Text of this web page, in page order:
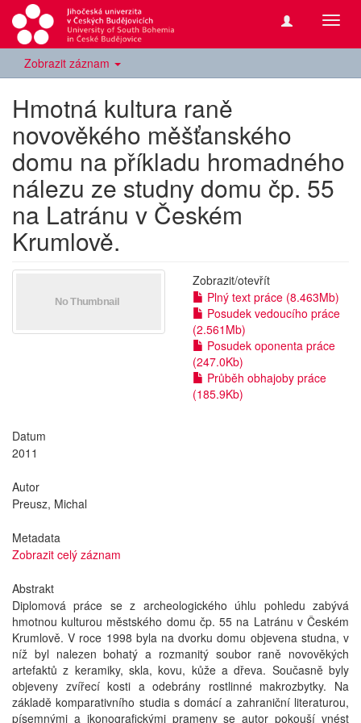
Zobrazit záznam
Hmotná kultura raně
novověkého měšťanského
domu na příkladu hromadného
nálezu ze studny domu čp. 55
na Latránu v Českém
Krumlově.
Zobrazit/otevřít
Plný text práce (8.463Mb)
Posudek vedoucího práce
(2.561Mb)
Posudek oponenta práce
(247.0Kb)
Průběh obhajoby práce
(185.9Kb)
Datum
2011
Autor
Preusz, Michal
Metadata
Zobrazit celý záznam
Abstrakt
Diplomová práce se z archeologického úhlu pohledu zabývá
hmotnou kulturou městského domu čp. 55 na Latránu v Českém
Krumlově. V roce 1998 byla na dvorku domu objevena studna, v
níž byl nalezen bohatý a rozmanitý soubor raně novověkých
artefaktů z keramiky, skla, kovu, kůže a dřeva. Současně byly
objeveny zvířecí kosti a odebrány rostlinné makrozbytky. Na
základě komparativního studia s domácí a zahraniční literaturou,
písemnými a ikonografickými prameny se autor pokouší vnést